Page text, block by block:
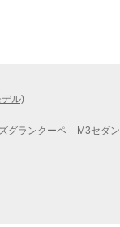
ル)
グランクーペ M3セダン